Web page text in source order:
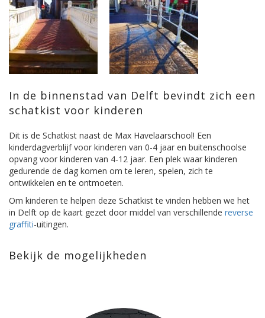
In de binnenstad van Delft bevindt zich een
schatkist voor kinderen
Dit is de Schatkist naast de Max Havelaarschool! Een
kinderdagverblijf voor kinderen van 0-4 jaar en buitenschoolse
opvang voor kinderen van 4-12 jaar. Een plek waar kinderen
gedurende de dag komen om te leren, spelen, zich te
ontwikkelen en te ontmoeten.
Om kinderen te helpen deze Schatkist te vinden hebben we het
in Delft op de kaart gezet door middel van verschillende reverse
graffiti-uitingen.
Bekijk de mogelijkheden